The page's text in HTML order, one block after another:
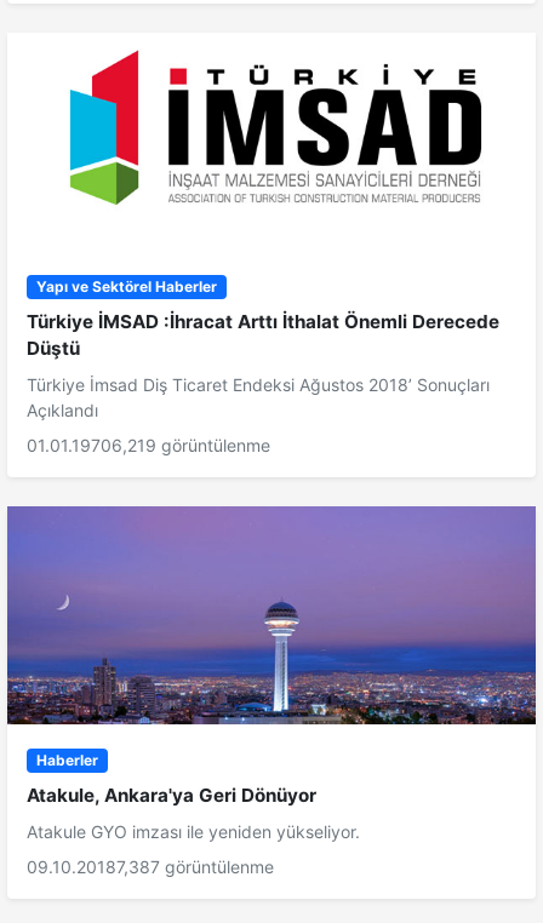
Yapı ve Sektörel Haberler
Türkiye İMSAD :İhracat Arttı İthalat Önemli Derecede
Düştü
Türkiye İmsad Diş Ticaret Endeksi Ağustos 2018’ Sonuçları
Açıklandı
01.01.19706,219 görüntülenme
Haberler
Atakule, Ankara'ya Geri Dönüyor
Atakule GYO imzası ile yeniden yükseliyor.
09.10.20187,387 görüntülenme